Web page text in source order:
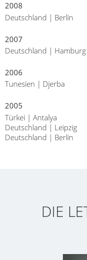
2008
Deutschland | Berlin
2007
Deutschland | Hamburg
2006
Tunesien | Djerba
2005
Türkei | Antalya
Deutschland | Leipzig
Deutschland | Berlin
DIE